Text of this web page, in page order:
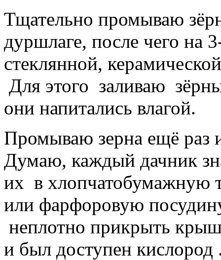
Тщательно промываю
дуршлаге, после чего на
стеклянной,
Для этого заливаю
они напитались влагой.
Промываю зерна ещё раз
Думаю, каждый дачник
их в хлопчатобумажную
или фарфоровую
неплотно прикрыть
и был доступен кислород